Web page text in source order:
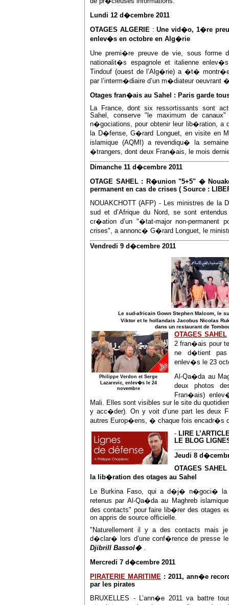
Lundi 12 d�cembre 2011
OTAGES ALGERIE:Une vid�o, 1�re
enlev�s en octobre en Alg�rie
Une premi�re preuve de vie, sous
nationalit�s espagnole et italienne
Tindouf (ouest de l’Alg�rie) a �t�
par l’interm�diaire d’un m�diateur oeuvrant
Otages fran�ais au Sahel : Paris garde
La France, dont six ressortissants sont
Sahel, conserve "le maximum de
n�gociations, pour obtenir leur lib�ration, a
la D�fense, G�rard Longuet, en visite en
islamique (AQMI) a revendiqu� la
�trangers, dont deux Fran�ais, le mois
Dimanche 11 d�cembre 2011
OTAGE SAHEL : R�union "5+5" �
permanent en cas de crises ( Source :
NOUAKCHOTT (AFP) - Les ministres de la
sud et d’Afrique du Nord, se sont
cr�ation d’un "�tat-major non-permanent
crises", a annonc� G�rard Longuet, le
Vendredi 9 d�cembre 2011
Le sud-africain Gown Stephen Malcom, le
Viktor et le hollandais Jacobus Nicolas
dans un restaurant de
Philippe Verdon et Serge
Lazarevic, enlev�s le 24
novembre
OTAGES SAHEL
2 fran�ais pour
ne d�tient pas
enlev�s le 23
Al-Qa�da au
deux photos
Fran�ais)
Mali. Elles sont visibles sur le site du
y acc�der). On y voit d’une part les deux
autres Europ�ens, � chaque fois encadr�s
- LIRE
LE BLOG
Jeudi 8
OTAGES
la lib�ration des otages au Sahel
Le Burkina Faso, qui a d�j� n�goci� la
retenus par Al-Qa�da au Maghreb
des contacts" pour faire lib�rer des otages
on appris de source officielle.
"Naturellement il y a des contacts mais
d�clar� lors d’une conf�rence de presse
Djibrill Bassol� .
Mercredi 7 d�cembre 2011
PIRATERIE MARITIME: 2011, ann�e
par les pirates
BRUXELLES - L’ann�e 2011 va battre